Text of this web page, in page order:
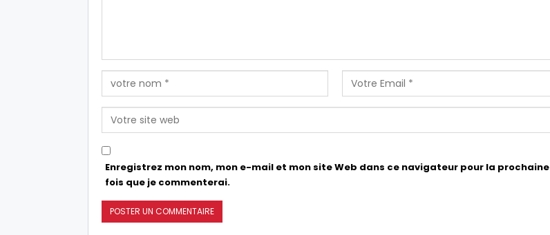
Enregistrez mon nom, mon e-mail et mon site Web dans ce navigateur pour la prochaine
fois que je commenterai.